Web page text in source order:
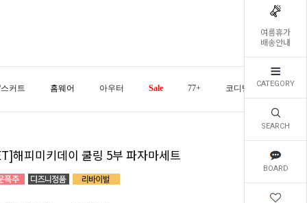
여름휴가
배송안내
CATEGORY
SEARCH
BOARD
커트 홈웨어 아우터 Sale 77+ 코디템 오늘발송
해피미키데이 쿨링 5부 파자마세트